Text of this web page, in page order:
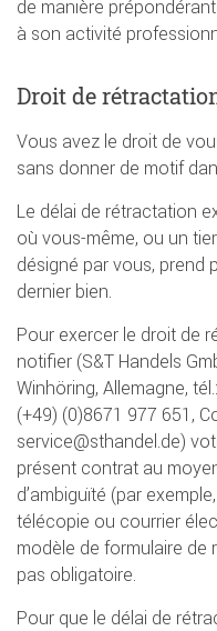
de manière
à son activité
Droit de
Vous avez le droit de
sans donner de motif
Le délai de rétractation
où vous-même, ou un
désigné par vous, prend
dernier bien.
Pour exercer le droit de
notifier (S&T Handels
Winhöring, Allemagne,
(+49) (0)8671 977 651,
service@sthandel.de)
présent contrat au
d’ambiguïté (par
télécopie ou courrier
modèle de formulaire de
pas obligatoire.
Pour que le délai de